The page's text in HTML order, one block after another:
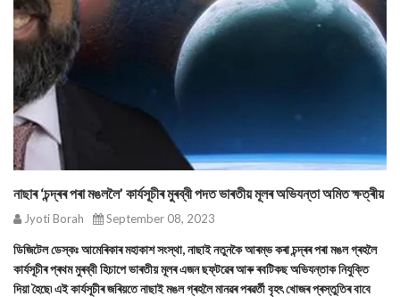
নাছাৰ ‘চন্দ্ৰৰ পৰা মঙললৈ’ কাৰ্যসূচীৰ মুৰব্বী পদত ভাৰতীয় মূলৰ অভিযন্তা অমিত ক্ষত্ৰীয়
Jyoti Borah September 08, 2023
ডিজিটেল ডেস্কঃ আমেৰিকাৰ মহাকাশ সংস্থা, নাছাই নতুনকৈ আৰম্ভ কৰা চন্দ্ৰৰ পৰা মঙল গ্ৰহলৈ
কাৰ্যসূচীৰ প্ৰথম মুৰব্বী হিচাপে ভাৰতীয় মূলৰ এজন ছফ্‌টৱেৰ আৰু ৰবটিকছ অভিযন্তাক নিযুক্তি
দিয়া হৈছে৷ এই কাৰ্যসূচীৰ জৰিয়তে নাছাই মঙল গ্ৰহলৈ মানৱৰ পৰৱৰ্তী বৃহৎ খোজৰ প্ৰস্তুতিৰ বাবে